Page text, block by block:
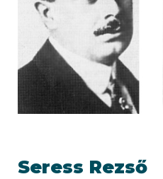
Seress Rezső